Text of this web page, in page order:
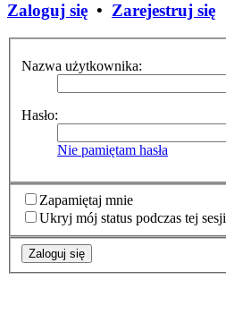
Zaloguj się • Zarejestruj się
Nazwa użytkownika:
Hasło:
Nie pamiętam hasła
Zapamiętaj mnie
Ukryj mój status podczas tej sesji